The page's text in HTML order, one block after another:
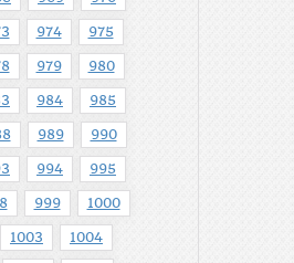
974 975
979 980
984 985
989 990
994 995
999 1000
1003 1004